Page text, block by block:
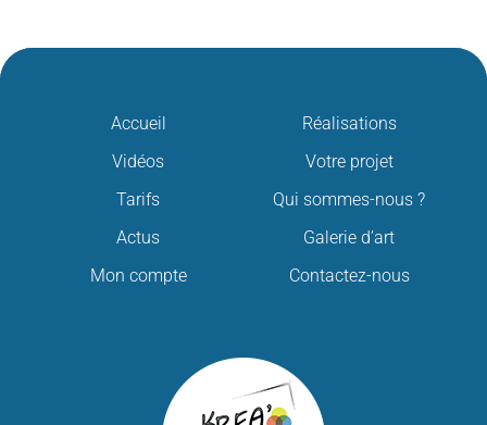
Accueil
Réalisations
Vidéos
Votre projet
Tarifs
Qui sommes-nous ?
Actus
Galerie d’art
Mon compte
Contactez-nous